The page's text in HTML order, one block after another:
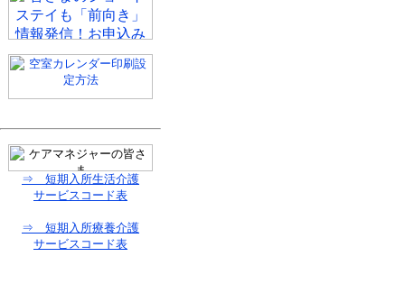
⇒ 短期入所生活介護
サービスコード表
⇒ 短期入所療養介護
サービスコード表